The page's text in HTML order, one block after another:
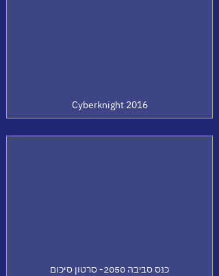
Cyberknight 2016
כנס סביבה 2050- סרטון סיכום